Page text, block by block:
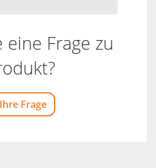
eine Frage zu
Frage